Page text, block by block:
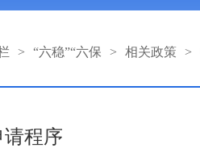
> “六稳”“六保 > 相关政策 >
程序